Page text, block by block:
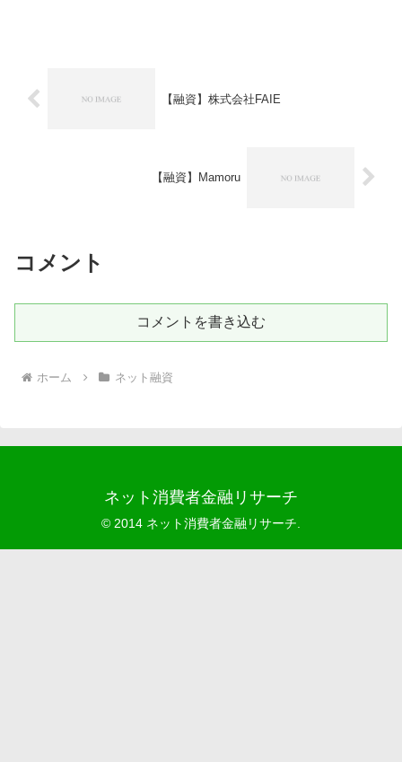
【融資】株式会社FAIE
【融資】Mamoru
コメント
コメントを書き込む
ホーム ネット融資
ネット消費者金融リサーチ
© 2014 ネット消費者金融リサーチ.